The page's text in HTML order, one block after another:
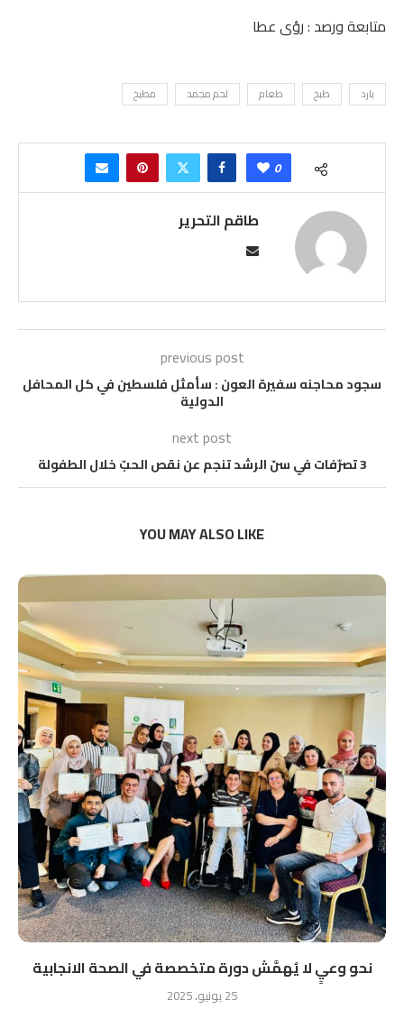
متابعة ورصد : رؤى عطا
بارد طبخ طعام لحم مجمد مطبخ
0
طاقم التحرير
previous post
سجود محاجنه سفيرة العون : سأمثل فلسطين في كل المحافل
الدولية
next post
3 تصرّفات في سنّ الرشد تنجم عن نقص الحبّ خلال الطفولة
YOU MAY ALSO LIKE
نحو وعيٍ لا يُهمَّش دورة متخصصة في الصحة الانجابية
25 يونيو، 2025